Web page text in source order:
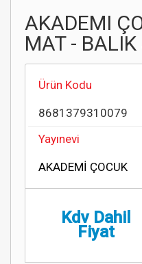
AKADEMI
MAT - BALIK
Ürün Kodu
8681379310079
Yayınevi
AKADEMİ ÇOCUK
Kdv Dahil
Fiyat